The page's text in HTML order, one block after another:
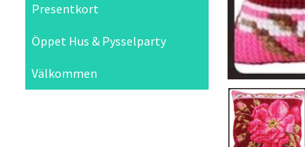
Presentkort
Öppet Hus & Pysselparty
Välkommen